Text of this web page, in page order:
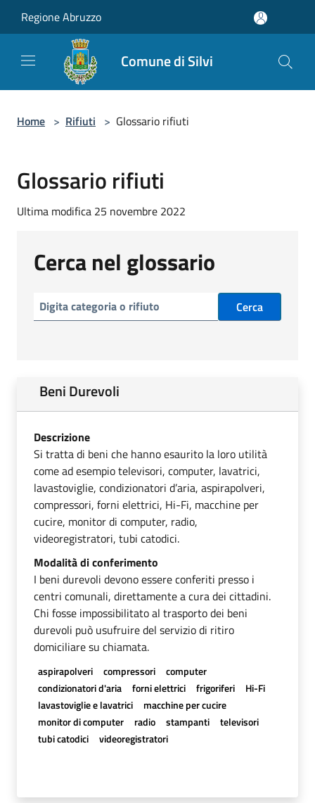
Regione Abruzzo
Comune di Silvi
Home > Rifiuti > Glossario rifiuti
Glossario rifiuti
Ultima modifica 25 novembre 2022
Cerca nel glossario
Cerca
Beni Durevoli
Descrizione
Si tratta di beni che hanno esaurito la loro utilità
come ad esempio televisori, computer, lavatrici,
lavastoviglie, condizionatori d’aria, aspirapolveri,
compressori, forni elettrici, Hi-Fi, macchine per
cucire, monitor di computer, radio,
videoregistratori, tubi catodici.
Modalità di conferimento
I beni durevoli devono essere conferiti presso i
centri comunali, direttamente a cura dei cittadini.
Chi fosse impossibilitato al trasporto dei beni
durevoli può usufruire del servizio di ritiro
domiciliare su chiamata.
aspirapolveri compressori
computer
condizionatori d'aria
forni elettrici frigoriferi
Hi-Fi
lavastoviglie e lavatrici
macchine per cucire
monitor di computer
radio stampanti
televisori
tubi catodici
videoregistratori